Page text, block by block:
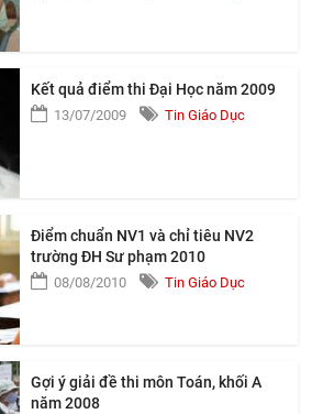
Kết quả điểm thi Đại Học năm 2009
13/07/2009 Tin Giáo Dục
Điểm chuẩn NV1 và chỉ tiêu NV2
trường ĐH Sư phạm 2010
08/08/2010 Tin Giáo Dục
Gợi ý giải đề thi môn Toán, khối A
năm 2008